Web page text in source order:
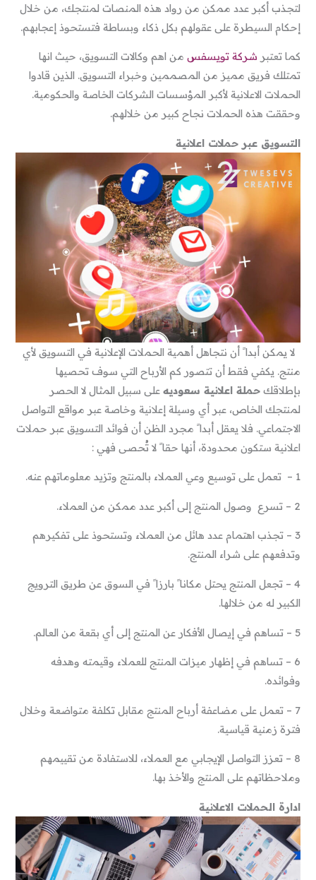
لتجذب أكبر عدد ممكن من رواد هذه المنصات لمنتجك، من خلال
إحكام السيطرة على عقولهم بكل ذكاء وبساطة فتستحوذ إعجابهم.
كما تعتبر شركة تويسفس من اهم وكالات التسويق، حيث انها
تمتلك فريق مميز من المصممين وخبراء التسويق. الذين قادوا
الحملات الاعلانية لأكبر المؤسسات الشركات الخاصة والحكومية.
وحققت هذه الحملات نجاح كبير من خلالهم.
التسويق عبر حملات اعلانية
لا يمكن أبدا ً أن نتجاهل أهمية الحملات الإعلانية في التسويق لأي
منتج. يكفي فقط أن تتصور كم الأرباح التي سوف تحصيها
بإطلاقكحملة اعلانية سعوديه على سبيل المثال لا الحصر
لمنتجك الخاص، عبر أي وسيلة إعلانية وخاصة عبر مواقع التواصل
الاجتماعي. فلا يعقل أبدا ً مجرد الظن أن فوائد التسويق عبر حملات
اعلانية ستكون محدودة، أنها حقا ً لا تُحصى فهي :
1 – تعمل على توسيع وعي العملاء بالمنتج وتزيد معلوماتهم عنه.
2 – تسرع وصول المنتج إلى أكبر عدد ممكن من العملاء.
3 – تجذب اهتمام عدد هائل من العملاء وتستحوذ على تفكيرهم
وتدفعهم على شراء المنتج.
4 – تجعل المنتج يحتل مكانا ً بارزا ً في السوق عن طريق الترويج
الكبير له من خلالها.
5 – تساهم في إيصال الأفكار عن المنتج إلى أي بقعة من العالم.
6 – تساهم في إظهار ميزات المنتج للعملاء وقيمته وهدفه
وفوائده.
7 – تعمل على مضاعفة أرباح المنتج مقابل تكلفة متواضعة وخلال
فترة زمنية قياسية.
8 – تعزز التواصل الإيجابي مع العملاء، للاستفادة من تقييمهم
وملاحظاتهم على المنتج والأخذ بها.
ادارة الحملات الاعلانية